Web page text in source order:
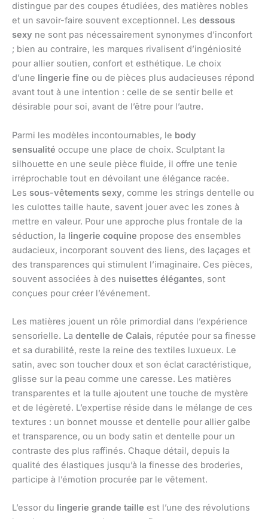
distingue par des coupes étudiées, des matières nobles
et un savoir-faire souvent exceptionnel. Les dessous
sexy ne sont pas nécessairement synonymes d’inconfort
; bien au contraire, les marques rivalisent d’ingéniosité
pour allier soutien, confort et esthétique. Le choix
d’une lingerie fine ou de pièces plus audacieuses répond
avant tout à une intention : celle de se sentir belle et
désirable pour soi, avant de l’être pour l’autre.
Parmi les modèles incontournables, le body
sensualité occupe une place de choix. Sculptant la
silhouette en une seule pièce fluide, il offre une tenie
irréprochable tout en dévoilant une élégance racée.
Les sous-vêtements sexy, comme les strings dentelle ou
les culottes taille haute, savent jouer avec les zones à
mettre en valeur. Pour une approche plus frontale de la
séduction, la lingerie coquine propose des ensembles
audacieux, incorporant souvent des liens, des laçages et
des transparences qui stimulent l’imaginaire. Ces pièces,
souvent associées à des nuisettes élégantes, sont
conçues pour créer l’événement.
Les matières jouent un rôle primordial dans l’expérience
sensorielle. La dentelle de Calais, réputée pour sa finesse
et sa durabilité, reste la reine des textiles luxueux. Le
satin, avec son toucher doux et son éclat caractéristique,
glisse sur la peau comme une caresse. Les matières
transparentes et la tulle ajoutent une touche de mystère
et de légèreté. L’expertise réside dans le mélange de ces
textures : un bonnet mousse et dentelle pour allier galbe
et transparence, ou un body satin et dentelle pour un
contraste des plus raffinés. Chaque détail, depuis la
qualité des élastiques jusqu’à la finesse des broderies,
participe à l’émotion procurée par le vêtement.
L’essor du lingerie grande taille est l’une des révolutions